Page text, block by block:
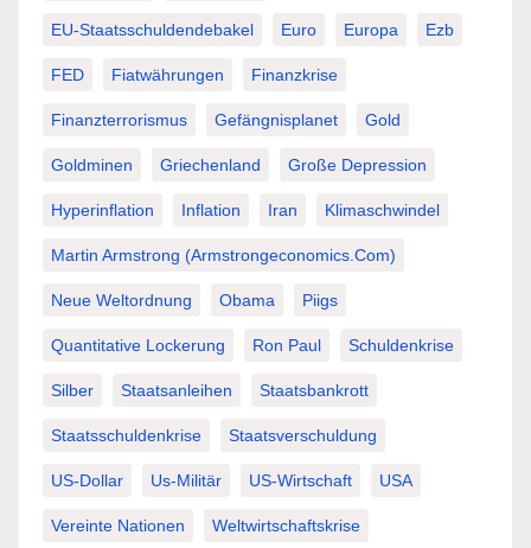
EU-Staatsschuldendebakel Euro Europa Ezb
FED Fiatwährungen Finanzkrise
Finanzterrorismus Gefängnisplanet Gold
Goldminen Griechenland Große Depression
Hyperinflation Inflation Iran Klimaschwindel
Martin Armstrong (Armstrongeconomics.com)
Neue Weltordnung Obama Piigs
Quantitative Lockerung Ron Paul Schuldenkrise
Silber Staatsanleihen Staatsbankrott
Staatsschuldenkrise Staatsverschuldung
US-Dollar Us-Militär US-Wirtschaft USA
Vereinte Nationen Weltwirtschaftskrise